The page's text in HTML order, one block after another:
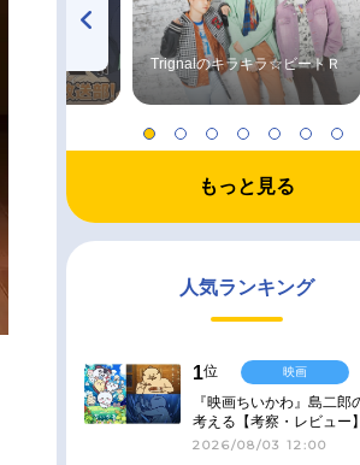
Trignalのキラキラ☆ビートＲ
もっと見る
人気ランキング
1位
『映画ちいかわ』島二郎
考える【考察・レビュー】
2026/08/03 12:00
映画